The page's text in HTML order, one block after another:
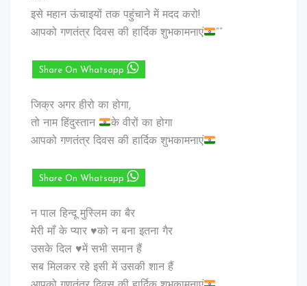
इसे महान ऊंचाइयों तक पहुंचाने में मदद करो!
आपको गणतंत्र दिवस की हार्दिक शुभकामनाएं
””
Share On Whatsapp
जिक्र अगर हीरो का होगा,
तो नाम हिंदुस्तान
के वीरों का होगा
आपको गणतंत्र दिवस की हार्दिक शुभकामनाएं
Share On Whatsapp
न पाल हिन्दू मुस्लिम का बैर
मेरी माँ के प्यार ♥️को न बना इतना गैर
उसके दिल ♥️में सभी समान हैं
सब मिलकर रहे इसी में उसकी शान हैं